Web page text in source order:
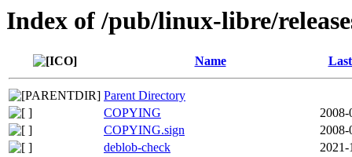
Index of /pub/linux-libre/
Name
Parent Directory
COPYING
2008-
COPYING.sign
2008-
deblob-check
2021-